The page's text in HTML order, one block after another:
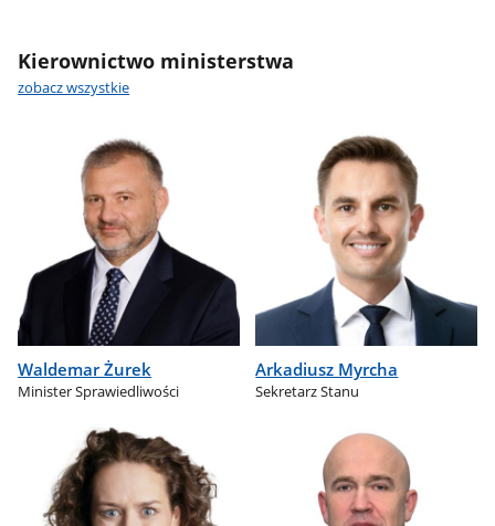
Kierownictwo ministerstwa
zobacz wszystkie
Waldemar Żurek
Minister Sprawiedliwości
Arkadiusz Myrcha
Sekretarz Stanu